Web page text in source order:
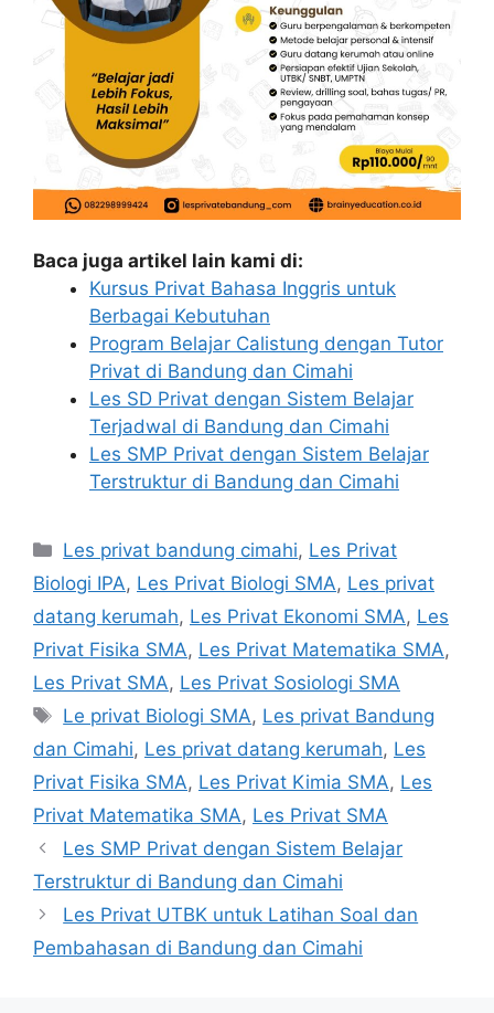
Baca juga artikel lain kami di:
Kursus Privat Bahasa Inggris untuk
Berbagai Kebutuhan
Program Belajar Calistung dengan Tutor
Privat di Bandung dan Cimahi
Les SD Privat dengan Sistem Belajar
Terjadwal di Bandung dan Cimahi
Les SMP Privat dengan Sistem Belajar
Terstruktur di Bandung dan Cimahi
Categories
Les privat bandung cimahi, Les Privat
Biologi IPA, Les Privat Biologi SMA, Les privat
datang kerumah, Les Privat Ekonomi SMA, Les
Privat Fisika SMA, Les Privat Matematika SMA,
Les Privat SMA, Les Privat Sosiologi SMA
Tags
Le privat Biologi SMA, Les privat Bandung
dan Cimahi, Les privat datang kerumah, Les
Privat Fisika SMA, Les Privat Kimia SMA, Les
Privat Matematika SMA, Les Privat SMA
Les SMP Privat dengan Sistem Belajar
Terstruktur di Bandung dan Cimahi
Les Privat UTBK untuk Latihan Soal dan
Pembahasan di Bandung dan Cimahi